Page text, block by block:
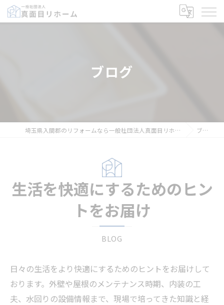
ブログ
埼玉県入間郡のリフォームなら一般社団法人真面目リホーム ブログ
生活を快適にするためのヒン
トをお届け
BLOG
日々の生活をより快適にするためのヒントをお届けして
おります。外壁や屋根のメンテナンス時期、内装の工
夫、水回りの設備情報まで、現場で培ってきた知識と経